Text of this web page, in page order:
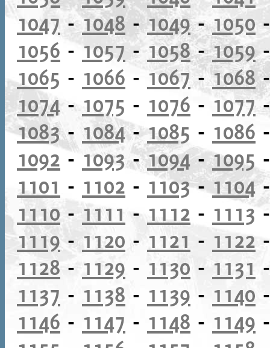
1047 -1048-1049-1050
1056 -1057 -1058-1059
1065 - 1066 -1067-1068
1074- 1075 - 1076 - 1077
1083- 1084-1085 - 1086
1092 - 1093-1094-1095
1101 - 1102 - 1103-1104
1110 -1111 - 1112 - 1113
1119- 1120 - 1121 - 1122
1128 - 1129 - 1130 - 1131
1137 - 1138 - 1139 - 1140
1146 - 1147 - 1148 - 1149